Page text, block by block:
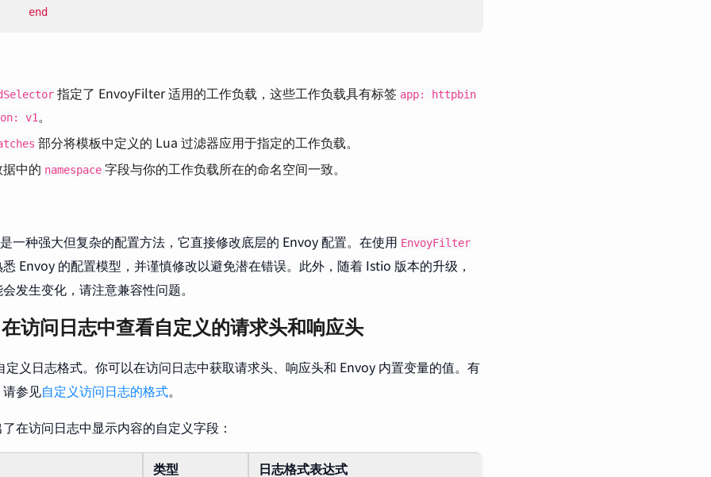
end
指定了 EnvoyFilter 适用的工作负载，这些工作负载具有标签 app: httpbin
v1。
部分将模板中定义的 Lua 过滤器应用于指定的工作负载。
中的 namespace 字段与你的工作负载所在的命名空间一致。
是一种强大但复杂的配置方法，它直接修改底层的 Envoy 配置。在使用 EnvoyFilter
Envoy 的配置模型，并谨慎修改以避免潜在错误。此外，随着 Istio 版本的升级，
发生变化，请注意兼容性问题。
访问日志中查看自定义的请求头和响应头
定义日志格式。你可以在访问日志中获取请求头、响应头和 Envoy 内置变量的值。有
参见自定义访问日志的格式。
在访问日志中显示内容的自定义字段：
类型 日志格式表达式